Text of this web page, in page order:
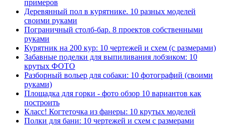
примеров
Деревянный пол в курятнике. 10 разных моделей
своими руками
Пограничный столб-бар. 8 проектов собственными
руками
Курятник на 200 кур: 10 чертежей и схем (с размерами)
Забавные поделки для выпиливания лобзиком: 10
крутых ФОТО
Разборный вольер для собаки: 10 фотографий (своими
руками)
Площадка для горки - фото обзор 10 вариантов как
построить
Класс! Когтеточка из фанеры: 10 крутых моделей
Полки для бани: 10 чертежей и схем с размерами